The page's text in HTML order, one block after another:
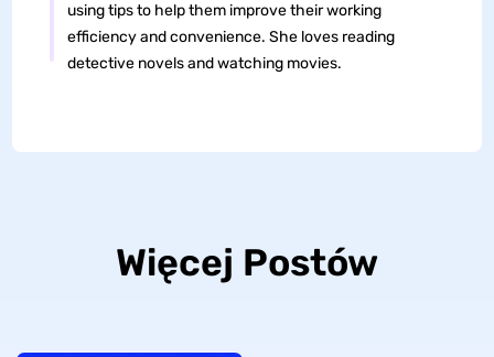
using tips to help them improve their working
efficiency and convenience. She loves reading
detective novels and watching movies.
Więcej Postów